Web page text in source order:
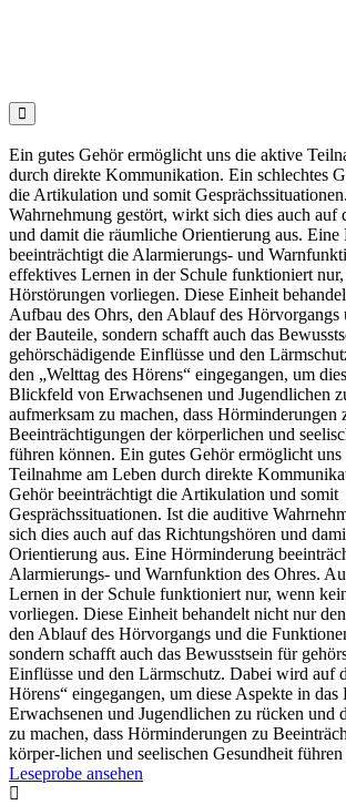

Ein gutes Gehör ermöglicht uns die aktive
durch direkte Kommunikation. Ein schlechtes
die Artikulation und somit
Wahrnehmung gestört, wirkt sich dies auch auf
und damit die räumliche Orientierung aus.
beeinträchtigt die Alarmierungs- und
effektives Lernen in der Schule funktioniert
Hörstörungen vorliegen. Diese Einheit
Aufbau des Ohrs, den Ablauf des
der Bauteile, sondern schafft auch das
gehörschädigende Einflüsse und den
den „Welttag des Hörens“ eingegangen, um
Blickfeld von Erwachsenen und Jugendlichen
aufmerksam zu machen, dass Hörminderungen
Beeinträchtigungen der körperlichen und
führen können. Ein gutes Gehör ermöglicht
Teilnahme am Leben durch direkte
Gehör beeinträchtigt die Artikulation und somit
Gesprächssituationen. Ist die auditive
sich dies auch auf das Richtungshören und
Orientierung aus. Eine Hörminderung
Alarmierungs- und Warnfunktion des Ohres.
Lernen in der Schule funktioniert nur, wenn
vorliegen. Diese Einheit behandelt nicht nur
den Ablauf des Hörvorgangs und die
sondern schafft auch das Bewusstsein für
Einflüsse und den Lärmschutz. Dabei wird auf
Hörens“ eingegangen, um diese Aspekte in
Erwachsenen und Jugendlichen zu rücken und
zu machen, dass Hörminderungen zu
körper-lichen und seelischen Gesundheit
Leseprobe ansehen
